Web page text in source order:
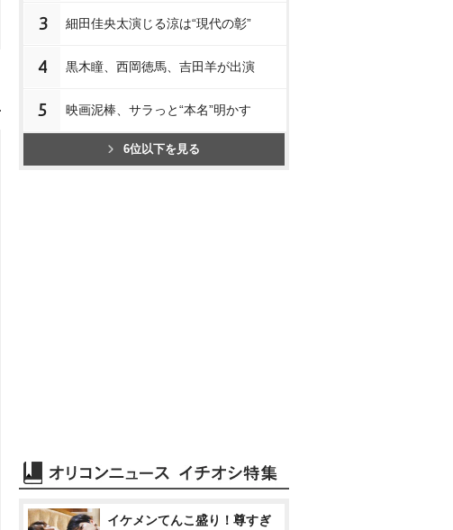
3 細田佳央太演じる涼は“現代の彰”
4 黒木瞳、西岡徳馬、吉田羊が出演
5 映画泥棒、サラっと“本名”明かす
6位以下を見る
イケメンてんこ盛り！尊すぎ